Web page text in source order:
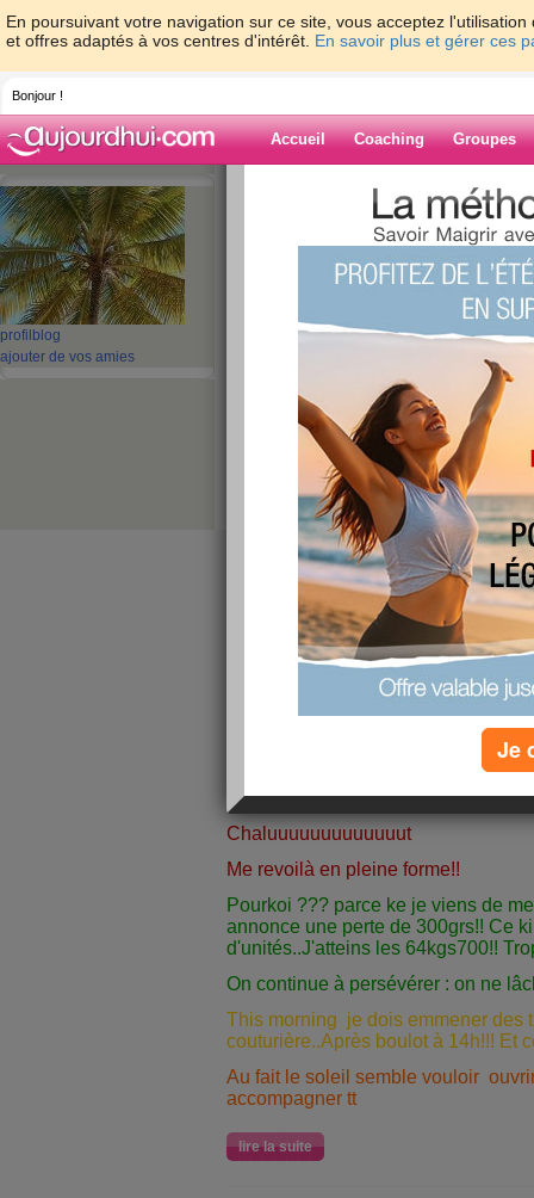
En poursuivant votre navigation sur ce site, vous acceptez
et offres adaptés à vos centres d'intérêt. En savoir plus et gérer ces
Bonjour !
Accueil Coaching Groupes
profil blog
ajouter de vos amies
>
Blog de nini73
21 - 30 31 - 40 41 - 50 51 -
‹ Préc. 51 52 53 54 55
J'ai perdu
publié le 25/09/2008 à 14:35
Chaluuuuuuuuuuuuut
Me revoilà en pleine forme!!
Pourkoi ??? parce ke je viens de
annonce une perte de 300grs!! Ce
d'unités..J'atteins les 64kgs700!!
On continue à persévérer : on ne
This morning je dois emmener des
couturière..Après boulot à 14h!!! Et
Au fait le soleil semble vouloir
accompagner tt
lire la suite
Je